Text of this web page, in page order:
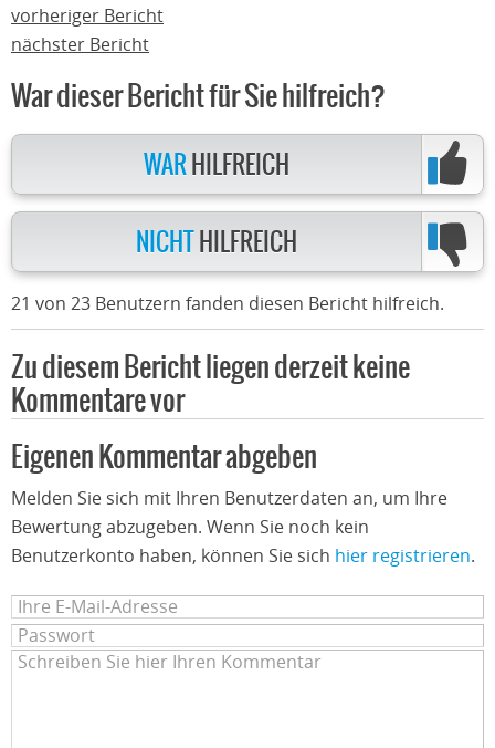
vorheriger Bericht
nächster Bericht
War dieser Bericht für Sie hilfreich?
WAR HILFREICH
NICHT HILFREICH
21 von 23 Benutzern fanden diesen Bericht hilfreich.
Zu diesem Bericht liegen derzeit keine
Kommentare vor
Eigenen Kommentar abgeben
Melden Sie sich mit Ihren Benutzerdaten an, um Ihre
Bewertung abzugeben. Wenn Sie noch kein
Benutzerkonto haben, können Sie sich hier registrieren.